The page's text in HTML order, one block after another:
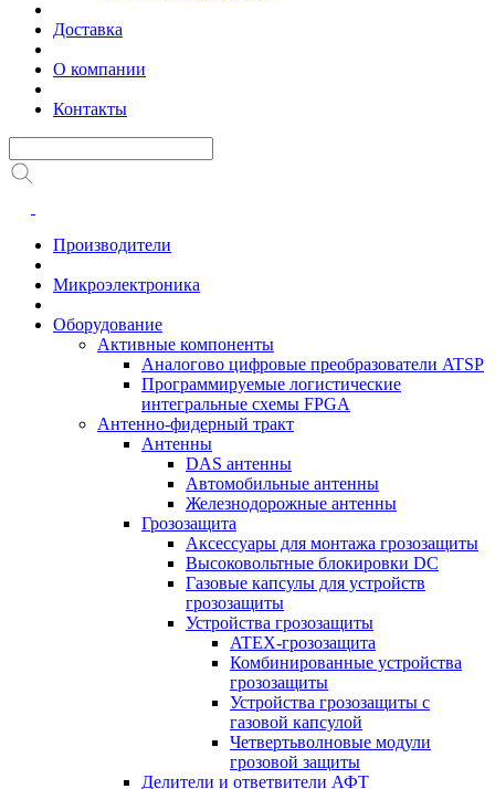
Доставка
О компании
Контакты
Производители
Микроэлектроника
Оборудование
Активные компоненты
Аналогово цифровые преобразователи ATSP
Программируемые логистические
интегральные схемы FPGA
Антенно-фидерный тракт
Антенны
DAS антенны
Автомобильные антенны
Железнодорожные антенны
Грозозащита
Аксессуары для монтажа грозозащиты
Высоковольтные блокировки DC
Газовые капсулы для устройств
грозозащиты
Устройства грозозащиты
ATEX-грозозащита
Комбинированные устройства
грозозащиты
Устройства грозозащиты с
газовой капсулой
Четвертьволновые модули
грозовой защиты
Делители и ответвители АФТ